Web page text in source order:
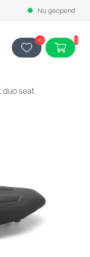
Nu geopend
0 0
duo seat